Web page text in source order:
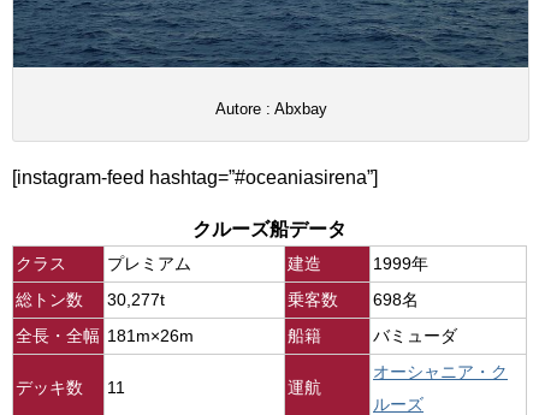
Autore : Abxbay
[instagram-feed hashtag=”#oceaniasirena”]
クルーズ船データ
クラス プレミアム 建造
1999年
総トン数
30,277t 乗客数
698名
全長・全幅 181m×26m 船籍 バミューダ
デッキ数 11 運航
オーシャニア・ク
ルーズ